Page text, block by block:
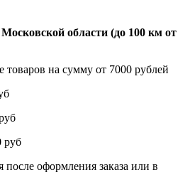
области (до 100 км от
товаров на сумму от 7000 рублей
руб
оформления заказа или в